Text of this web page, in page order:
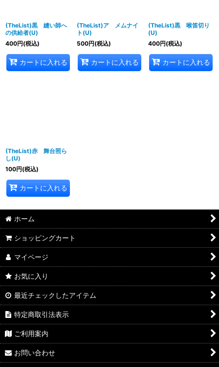
(TheList)黒 縫い師へ
の供給者(U)
400円(税込)
カートに入れる
(TheList)ア メムナイ
ト(U)
500円(税込)
カートに入れる
(TheList)黒 喉笛切り
(U)
400円(税込)
カートに入れる
(TheList)赤 舞台照ら
し(U)
100円(税込)
カートに入れる
ホーム
ショッピングカート
マイページ
お気に入り
最近チェックしたアイテム
特定商取引法表示
ご利用案内
お問い合わせ